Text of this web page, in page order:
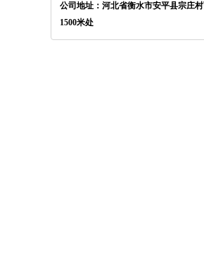
公司地址：河北省衡水市安平县宗庄
1500米处